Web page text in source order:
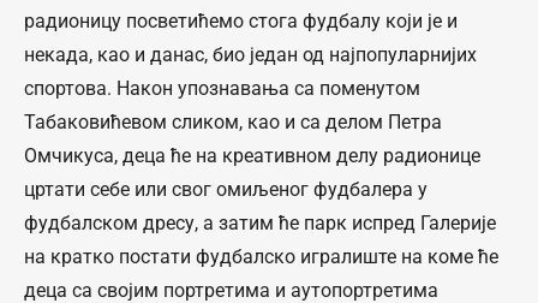
радионицу посветићемо стога фудбалу који је и
некада, као и данас, био један од најпопуларнијих
спортова. Након упознавања са поменутом
Табаковићевом сликом, као и са делом Петра
Омчикуса, деца ће на креативном делу радионице
цртати себе или свог омиљеног фудбалера у
фудбалском дресу, а затим ће парк испред Галерије
на кратко постати фудбалско игралиште на коме ће
деца са својим портретима и аутопортретима